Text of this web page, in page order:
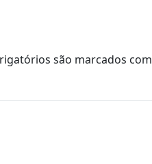
são marcados com